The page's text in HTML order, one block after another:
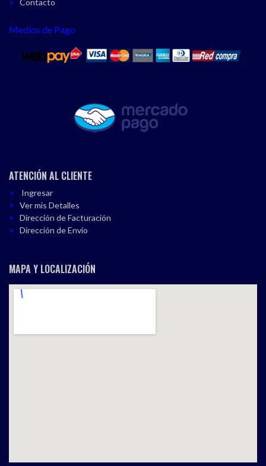
Contacto
Medios de Pago
ATENCIÓN AL CLIENTE
Ingresar
Ver mis Detalles
Dirección de Facturación
Dirección de Envío
MAPA Y LOCALIZACIÓN